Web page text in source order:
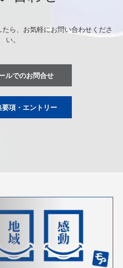
ら、お気軽にお問い合わせくださ
い。
ルでのお問合せ
要項・エントリー